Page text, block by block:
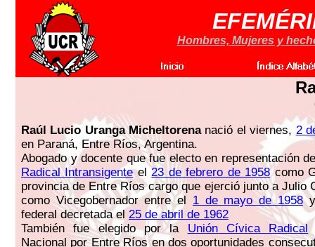
Hombres, Mujeres y
Raúl Lucio Uranga Micheltorenanació el viernes, 2
en Paraná, Entre Ríos, Argentina.
Abogado y docente que fue electo en representación
Radical Intransigenteel23 de febrero de 1958como
provincia de Entre Ríos cargo que ejerció junto a Julio
como Vicegobernador entre el 1 de mayo de 1958y
federal decretada el 25 de abril de 1962
También fue elegido por la Unión Cívica Radical
Nacional por Entre Ríos en dos oportunidades